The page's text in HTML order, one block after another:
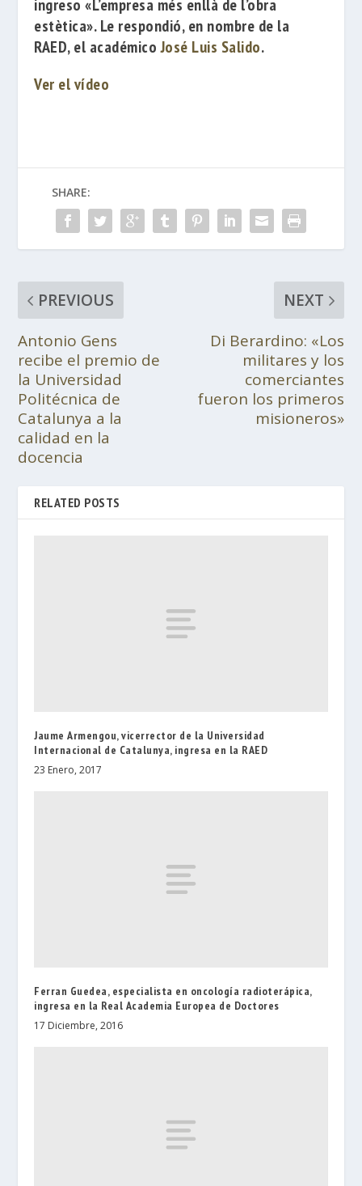
ingreso«L’empresa més enllà de l’obra
estètica».Le respondió, en nombre de la
RAED, el académicoJosé Luis Salido.
Ver el vídeo
SHARE:
PREVIOUS
Antonio Gens
recibe el premio de
la Universidad
Politécnica de
Catalunya a la
calidad en la
docencia
NEXT
Di Berardino: «Los
militares y los
comerciantes
fueron los primeros
misioneros»
RELATED POSTS
Jaume Armengou, vicerrector de la Universidad
Internacional de Catalunya, ingresa en la RAED
23 Enero, 2017
Ferran Guedea, especialista en oncología radioterápica,
ingresa en la Real Academia Europea de Doctores
17 Diciembre, 2016